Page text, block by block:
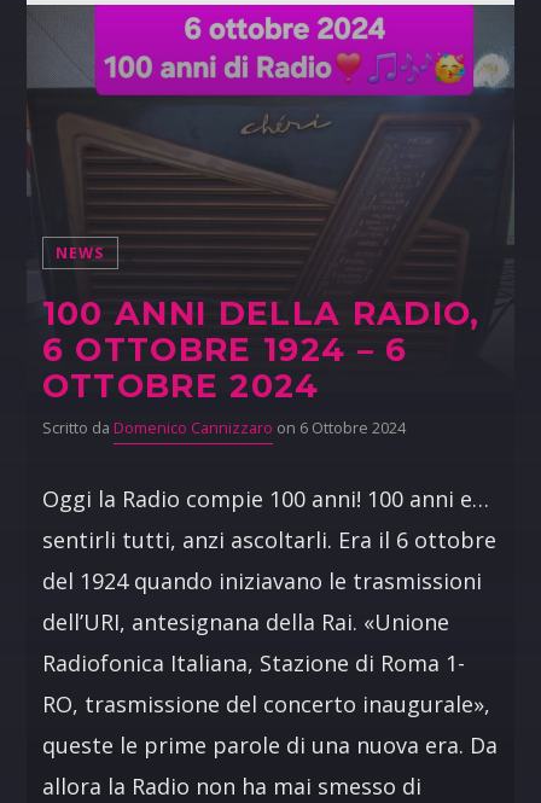
NEWS
100 ANNI DELLA RADIO,
6 OTTOBRE 1924 – 6
OTTOBRE 2024
Scritto da Domenico Cannizzaro on 6 Ottobre 2024
Oggi la Radio compie 100 anni! 100 anni e…
sentirli tutti, anzi ascoltarli. Era il 6 ottobre
del 1924 quando iniziavano le trasmissioni
dell’URI, antesignana della Rai. «Unione
Radiofonica Italiana, Stazione di Roma 1-
RO, trasmissione del concerto inaugurale»,
queste le prime parole di una nuova era. Da
allora la Radio non ha mai smesso di